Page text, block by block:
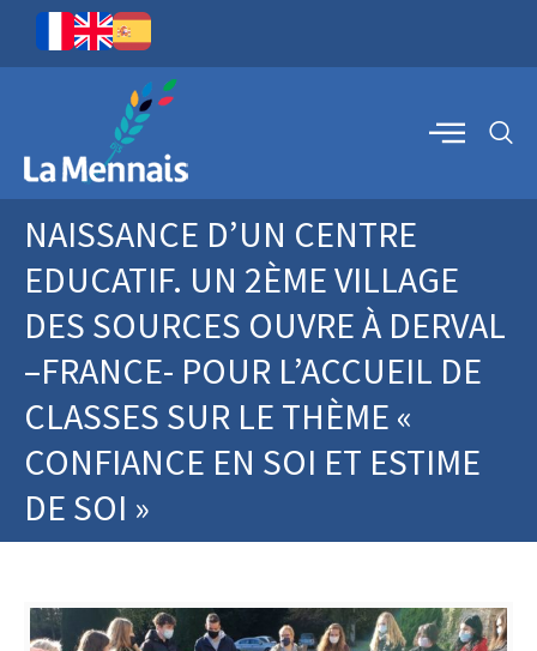
NAISSANCE D’UN CENTRE
EDUCATIF. UN 2ÈME VILLAGE
DES SOURCES OUVRE À DERVAL
–FRANCE- POUR L’ACCUEIL DE
CLASSES SUR LE THÈME «
CONFIANCE EN SOI ET ESTIME
DE SOI »